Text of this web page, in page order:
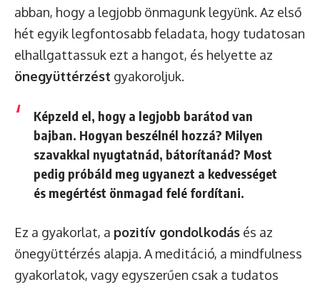
abban, hogy a legjobb önmagunk legyünk. Az első
hét egyik legfontosabb feladata, hogy tudatosan
elhallgattassuk ezt a hangot, és helyette az
önegyüttérzést gyakoroljuk.
Képzeld el, hogy a legjobb barátod van
bajban. Hogyan beszélnél hozzá? Milyen
szavakkal nyugtatnád, bátorítanád? Most
pedig próbáld meg ugyanezt a kedvességet
és megértést önmagad felé fordítani.
Ez a gyakorlat, a pozitív gondolkodás és az
önegyüttérzés alapja. A meditáció, a mindfulness
gyakorlatok, vagy egyszerűen csak a tudatos